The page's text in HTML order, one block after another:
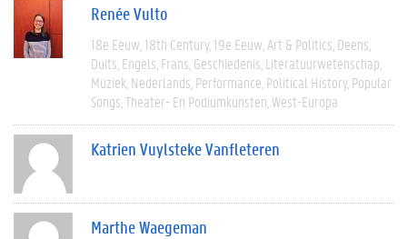
Renée Vulto
18e Eeuw 18th Century 19e Eeuw Art & Politics Deens
Duits Engels Frans Geschiedenis Literatuurwetenschap
Muziek Nederlands Performance Political History Popular
Songs Theater- En Podiumkunsten West-Europa
Katrien Vuylsteke Vanfleteren
Marthe Waegeman